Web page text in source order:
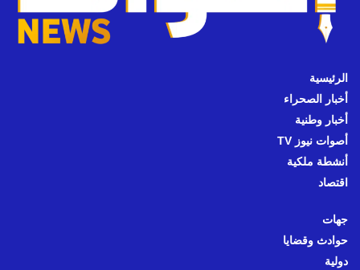
الرئيسية
أخبار الصحراء
أخبار وطنية
أصوات نيوز TV
أنشطة ملكية
اقتصاد
جهات
حوادث وقضايا
دولية